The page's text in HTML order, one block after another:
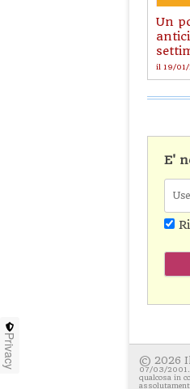
Un
il 19/01/
E'
© 2026
07/03/2001.
qualcosa in
Privacy